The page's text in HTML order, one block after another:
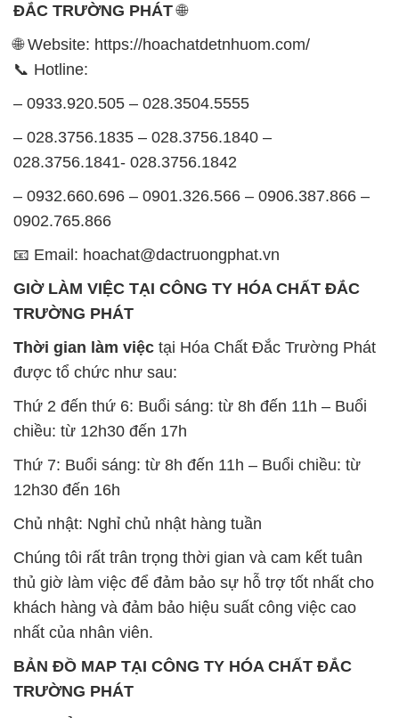
ĐẮC TRƯỜNG PHÁT🌐
🌐 Website: https://hoachatdetnhuom.com/
📞 Hotline:
– 0933.920.505 – 028.3504.5555
– 028.3756.1835 – 028.3756.1840 –
028.3756.1841- 028.3756.1842
– 0932.660.696 – 0901.326.566 – 0906.387.866 –
0902.765.866
📧 Email: hoachat@dactruongphat.vn
GIỜ LÀM VIỆC TẠI CÔNG TY HÓA CHẤT ĐẮC
TRƯỜNG PHÁT
Thời gian làm việc tại Hóa Chất Đắc Trường Phát
được tổ chức như sau:
Thứ 2 đến thứ 6: Buổi sáng: từ 8h đến 11h – Buổi
chiều: từ 12h30 đến 17h
Thứ 7: Buổi sáng: từ 8h đến 11h – Buổi chiều: từ
12h30 đến 16h
Chủ nhật: Nghỉ chủ nhật hàng tuần
Chúng tôi rất trân trọng thời gian và cam kết tuân
thủ giờ làm việc để đảm bảo sự hỗ trợ tốt nhất cho
khách hàng và đảm bảo hiệu suất công việc cao
nhất của nhân viên.
BẢN ĐỒ MAP TẠI CÔNG TY HÓA CHẤT ĐẮC
TRƯỜNG PHÁT